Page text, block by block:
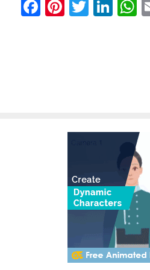
Facebook
Pinterest